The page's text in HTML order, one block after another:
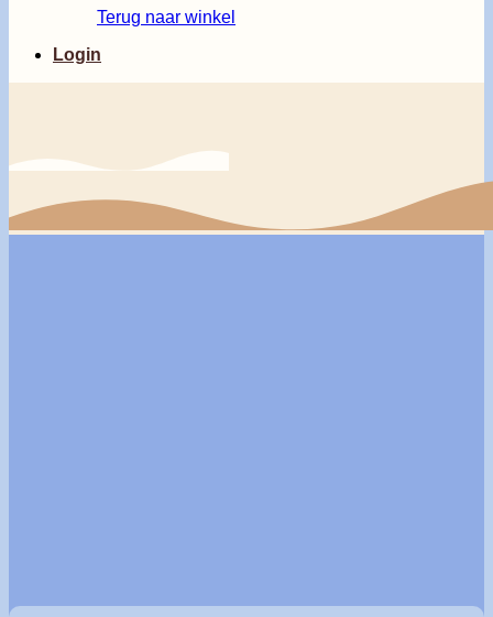
Terug naar winkel
Login